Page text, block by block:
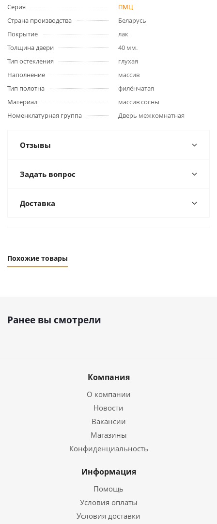
Серия
ПМЦ
Страна производства
Беларусь
Покрытие
лак
Толщина двери
40 мм.
Тип остекления
глухая
Наполнение
массив
Тип полотна
филёнчатая
Материал
массив сосны
Номенклатурная группа
Дверь межкомнатная
Отзывы
Задать вопрос
Доставка
Похожие товары
Ранее вы смотрели
Компания
О компании
Новости
Вакансии
Магазины
Конфиденциальность
Информация
Помощь
Условия оплаты
Условия доставки